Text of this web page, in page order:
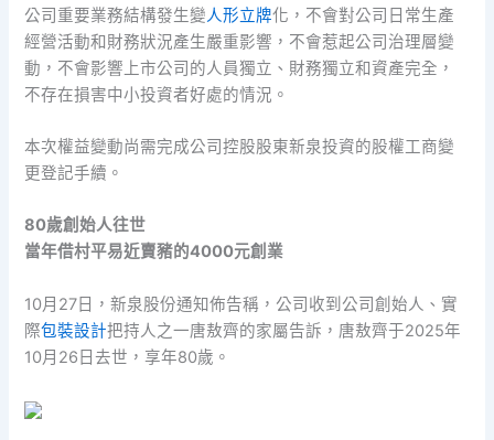
公司重要業務結構發生變人形立牌化，不會對公司日常生產
經營活動和財務狀況產生嚴重影響，不會惹起公司治理層變
動，不會影響上市公司的人員獨立、財務獨立和資產完全，
不存在損害中小投資者好處的情況。
本次權益變動尚需完成公司控股股東新泉投資的股權工商變
更登記手續。
80歲創始人往世
當年借村平易近賣豬的4000元創業
10月27日，新泉股份通知佈告稱，公司收到公司創始人、實
際包裝設計把持人之一唐敖齊的家屬告訴，唐敖齊于2025年
10月26日去世，享年80歲。